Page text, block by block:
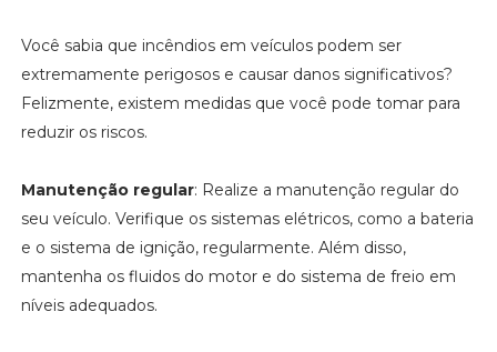
Você sabia que incêndios em veículos podem ser
extremamente perigosos e causar danos significativos?
Felizmente, existem medidas que você pode tomar para
reduzir os riscos.
Manutenção regular: Realize a manutenção regular do
seu veículo. Verifique os sistemas elétricos, como a bateria
e o sistema de ignição, regularmente. Além disso,
mantenha os fluidos do motor e do sistema de freio em
níveis adequados.